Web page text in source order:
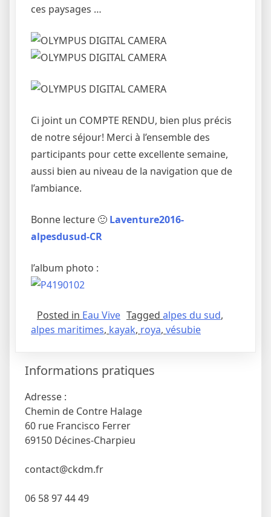
ces paysages …
Ci joint un COMPTE RENDU, bien plus précis
de notre séjour! Merci à l’ensemble des
participants pour cette excellente semaine,
aussi bien au niveau de la navigation que de
l’ambiance.
Bonne lecture 🙂 Laventure2016-
alpesdusud-CR
l’album photo :
Posted in Eau Vive Tagged alpes du sud,
alpes maritimes, kayak, roya, vésubie
Informations pratiques
Adresse :
Chemin de Contre Halage
60 rue Francisco Ferrer
69150 Décines-Charpieu
contact@ckdm.fr
06 58 97 44 49